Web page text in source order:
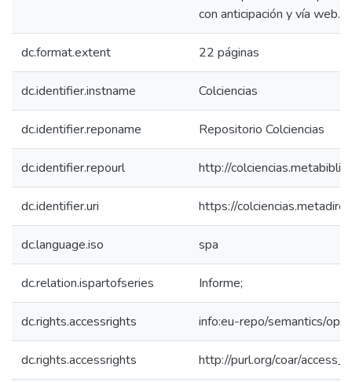
con anticipación y vía web.
dc.format.extent 22 páginas
dc.identifier.instname Colciencias
dc.identifier.reponame Repositorio Colciencias
dc.identifier.repourl http://
dc.identifier.uri https://
dc.language.iso spa
dc.relation.ispartofseries Informe;
dc.rights.accessrights info:eu-repo/semantics/
dc.rights.accessrights http://purl.org/coar/